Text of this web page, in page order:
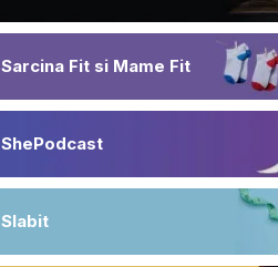
Sarcina Fit si Mame Fit
ShePodcast
Slabit